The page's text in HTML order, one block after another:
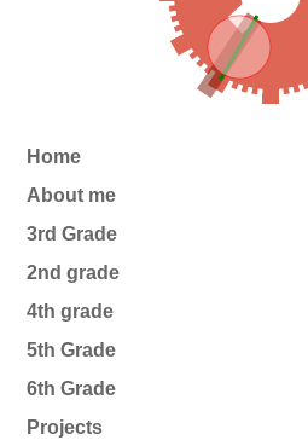
Home
About me
3rd Grade
2nd grade
4th grade
5th Grade
6th Grade
Projects